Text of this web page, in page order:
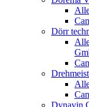
Dörr
Dynavin